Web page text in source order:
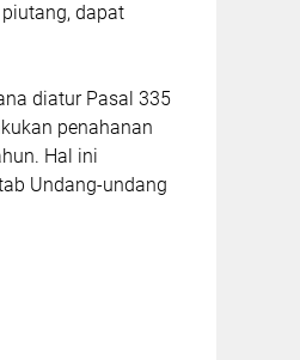
dapat
diatur Pasal 335
penahanan
Hal ini
Undang-undang